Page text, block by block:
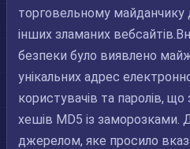
торговельному майданчику
інших зламаних
безпеки було виявлено
унікальних адрес
користувачів та паролів, що
хешів MD5 із заморозками.
джерелом, яке просило